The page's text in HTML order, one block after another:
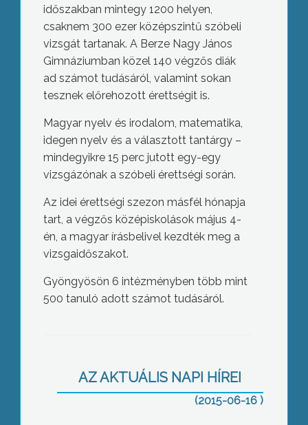
időszakban mintegy 1200 helyen,
csaknem 300 ezer középszintű szóbeli
vizsgát tartanak. A Berze Nagy János
Gimnáziumban közel 140 végzős diák
ad számot tudásáról, valamint sokan
tesznek előrehozott érettségit is.
Magyar nyelv és irodalom, matematika,
idegen nyelv és a választott tantárgy –
mindegyikre 15 perc jutott egy-egy
vizsgázónak a szóbeli érettségi során.
Az idei érettségi szezon másfél hónapja
tart, a végzős középiskolások május 4-
én, a magyar írásbelivel kezdték meg a
vizsgaidőszakot.
Gyöngyösön 6 intézményben több mint
500 tanuló adott számot tudásáról.
AZ AKTUÁLIS NAPI HÍREI
(2015-06-16 )